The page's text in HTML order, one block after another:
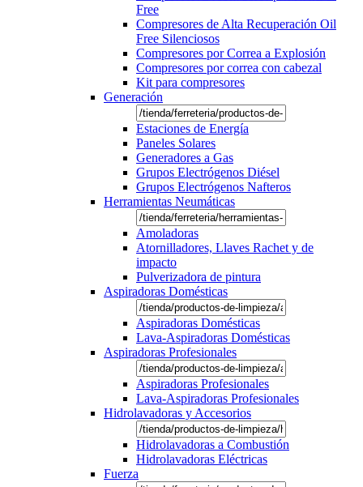
Free
Compresores de Alta Recuperación Oil
Free Silenciosos
Compresores por Correa a Explosión
Compresores por correa con cabezal
Kit para compresores
Generación
Estaciones de Energía
Paneles Solares
Generadores a Gas
Grupos Electrógenos Diésel
Grupos Electrógenos Nafteros
Herramientas Neumáticas
Amoladoras
Atornilladores, Llaves Rachet y de
impacto
Pulverizadora de pintura
Aspiradoras Domésticas
Aspiradoras Domésticas
Lava-Aspiradoras Domésticas
Aspiradoras Profesionales
Aspiradoras Profesionales
Lava-Aspiradoras Profesionales
Hidrolavadoras y Accesorios
Hidrolavadoras a Combustión
Hidrolavadoras Eléctricas
Fuerza